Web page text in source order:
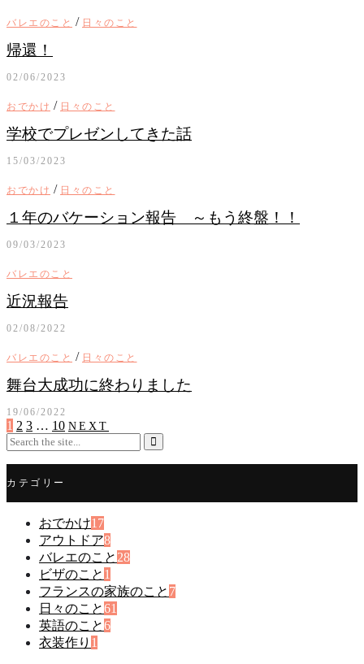
バレエのこと / 日々のこと
帰還！
02/06/2023
おでかけ / 日々のこと
学校でプレゼンしてきた話
15/03/2023
おでかけ / 日々のこと
１年のバケーション報告 ～もう終盤！！
09/03/2023
バレエのこと
近況報告
02/08/2022
バレエのこと / 日々のこと
舞台大成功に終わりました
19/06/2022
1 2 3 … 10 NEXT
カテゴリー
おでかけ17
アウトドア8
バレエのこと 28
ビザのこと 1
フランスの家族のこと 7
日々のこと61
英語のこと6
衣装作り 1